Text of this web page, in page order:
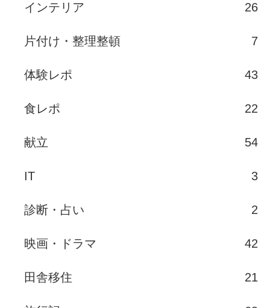
インテリア 26
片付け・整理整頓 7
体験レポ 43
食レポ 22
献立 54
IT 3
診断・占い 2
映画・ドラマ 42
田舎移住 21